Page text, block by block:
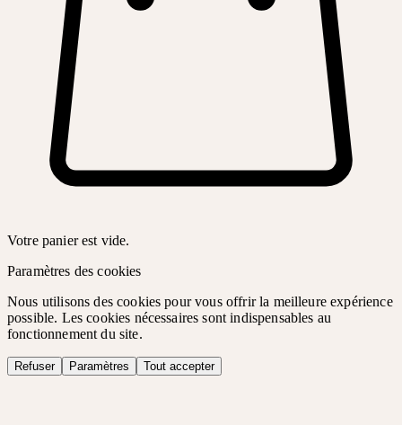
Votre panier est vide.
Paramètres des cookies
Nous utilisons des cookies pour vous offrir la meilleure expérience
possible. Les cookies nécessaires sont indispensables au
fonctionnement du site.
Refuser Paramètres Tout accepter